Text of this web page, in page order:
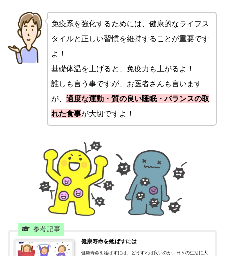
免疫系を強化するためには、健康的なライフス
タイルと正しい習慣を維持することが重要です
よ！
基礎体温を上げると、免疫力も上がるよ！
誰しも言う事ですが、お医者さんも言います
が、 適度な運動・質の良い睡眠・バランスの取
れた食事が大切ですよ！
健康寿命を延ばすには
健康寿命を延ばすには、どうすれば良いのか、日々の生活に大